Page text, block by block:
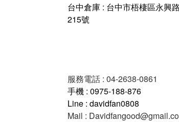
台中倉庫 : 台中市梧棲區永興
215號
服務電話 : 04-2638-0861
手機 : 0975-188-876
Line : davidfan0808
Mail :